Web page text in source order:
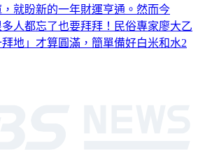
就盼新的一年財運亨通。然而今
多人都忘了也要拜拜！民俗專家廖大乙
地」才算圓滿，簡單備好白米和水2